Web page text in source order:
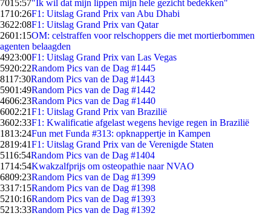
7015:57"Ik wil dat mijn lippen mijn hele gezicht bedekken"
1710:26F1: Uitslag Grand Prix van Abu Dhabi
3622:08F1: Uitslag Grand Prix van Qatar
2601:15OM: celstraffen voor relschoppers die met mortierbommen
agenten belaagden
4923:00F1: Uitslag Grand Prix van Las Vegas
5920:22Random Pics van de Dag #1445
8117:30Random Pics van de Dag #1443
5901:49Random Pics van de Dag #1442
4606:23Random Pics van de Dag #1440
6002:21F1: Uitslag Grand Prix van Brazilië
3602:33F1: Kwalificatie afgelast wegens hevige regen in Brazilië
1813:24Fun met Funda #313: opknappertje in Kampen
2819:41F1: Uitslag Grand Prix van de Verenigde Staten
5116:54Random Pics van de Dag #1404
1714:54Kwakzalfprijs om osteopathie naar NVAO
6809:23Random Pics van de Dag #1399
3317:15Random Pics van de Dag #1398
5210:16Random Pics van de Dag #1393
5213:33Random Pics van de Dag #1392